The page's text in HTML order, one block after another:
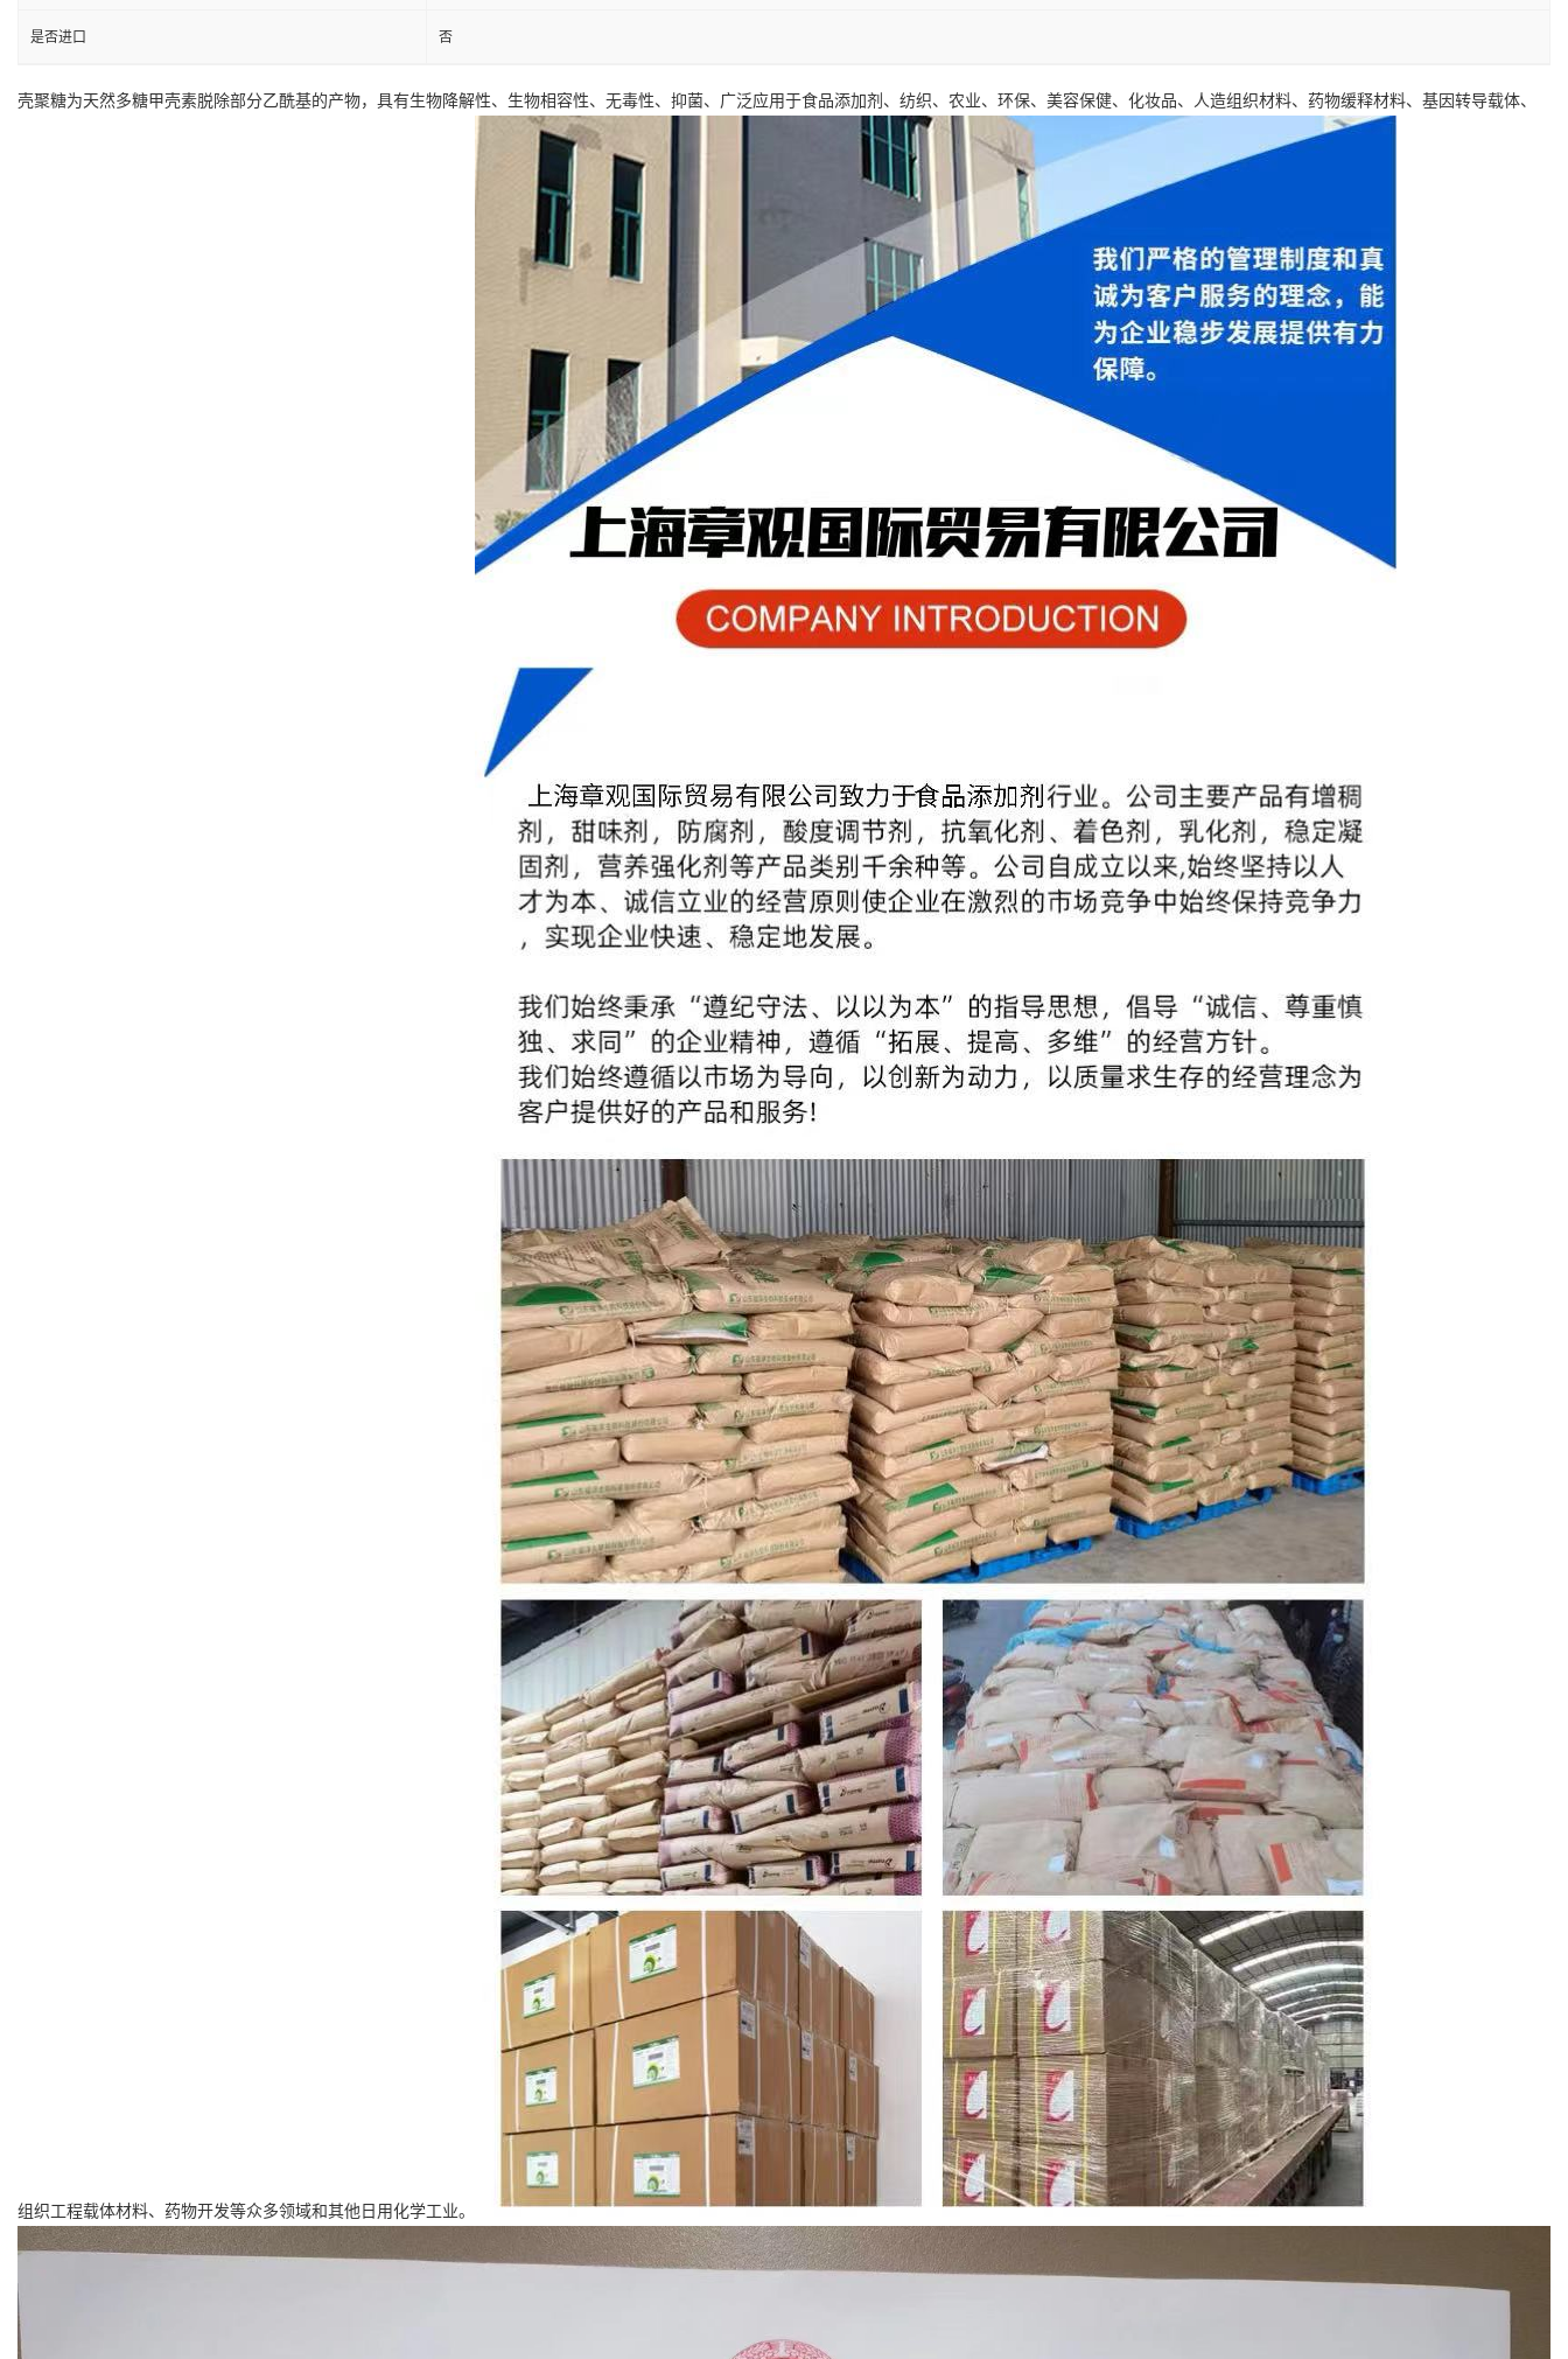
是否进口 否
壳聚糖为天然多糖甲壳素脱除部分乙酰基的产物，具有生物降解性、生物相容性、无毒性、抑菌、广泛应用于食品添加剂、纺织、农业、环保、美容保健、化妆品、 人造组织材料、药物缓释材料、基因转导载体、
组织工程载体材料、药物开发等众多领域和其他日用化学工业。